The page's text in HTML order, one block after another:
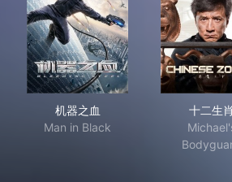
机器之血
Man in Black
十二生